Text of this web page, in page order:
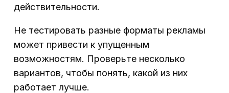
действительности.
Не тестировать разные форматы рекламы
может привести к упущенным
возможностям. Проверьте несколько
вариантов, чтобы понять, какой из них
работает лучше.